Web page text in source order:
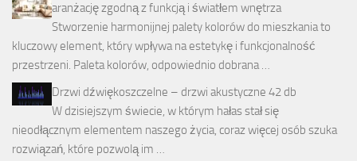
aranżację zgodną z funkcją i światłem wnętrza
Stworzenie harmonijnej palety kolorów do mieszkania to
kluczowy element, który wpływa na estetykę i funkcjonalność
przestrzeni. Paleta kolorów, odpowiednio dobrana …
Drzwi dźwiękoszczelne – drzwi akustyczne 42 db
W dzisiejszym świecie, w którym hałas stał się
nieodłącznym elementem naszego życia, coraz więcej osób szuka
rozwiązań, które pozwolą im …